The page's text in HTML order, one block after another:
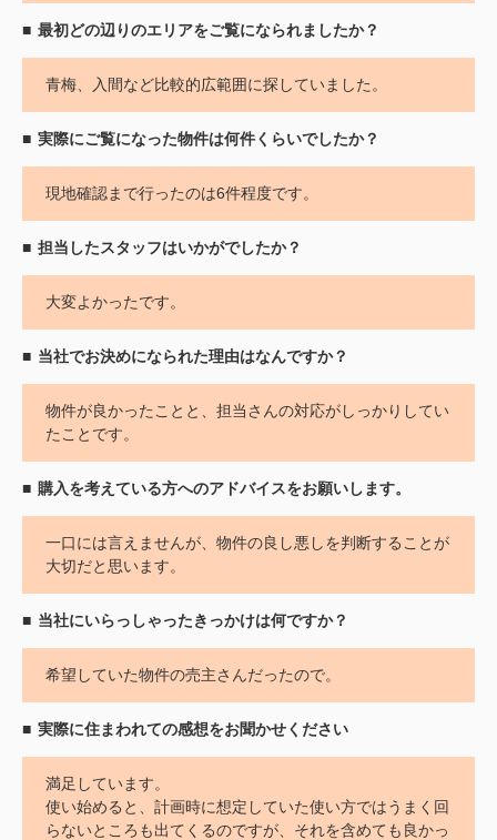
最初どの辺りのエリアをご覧になられましたか？
青梅、入間など比較的広範囲に探していました。
実際にご覧になった物件は何件くらいでしたか？
現地確認まで行ったのは6件程度です。
担当したスタッフはいかがでしたか？
大変よかったです。
当社でお決めになられた理由はなんですか？
物件が良かったことと、担当さんの対応がしっかりしてい
たことです。
購入を考えている方へのアドバイスをお願いします。
一口には言えませんが、物件の良し悪しを判断することが
大切だと思います。
当社にいらっしゃったきっかけは何ですか？
希望していた物件の売主さんだったので。
実際に住まわれての感想をお聞かせください
満足しています。
使い始めると、計画時に想定していた使い方ではうまく回
らないところも出てくるのですが、それを含めても良かっ